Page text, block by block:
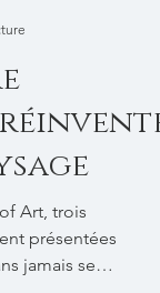
Art, trois